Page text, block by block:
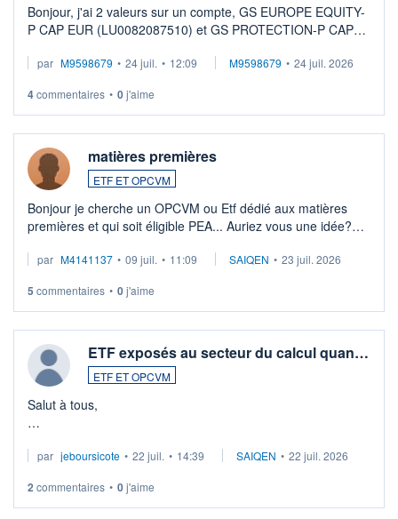
Bonjour, j'ai 2 valeurs sur un compte, GS EUROPE EQUITY-
P CAP EUR (LU0082087510) et GS PROTECTION-P CAP
veux procéder à la vente, on me signale ...
par M9598679 • 24 juil. • 12:09 M9598679 • 24 juil. 2026
4commentaires • 0j'aime
matières premières
ETF ET OPCVM
Bonjour je cherche un OPCVM ou Etf dédié aux matières
premières et qui soit éligible PEA... Auriez vous une idée?
par M4141137 • 09 juil. • 11:09 SAIQEN • 23 juil. 2026
5 commentaires • 0j'aime
ETF exposés au secteur du calcul quan…
ETF ET OPCVM
Salut à tous,
via un ETF plutôt que des actions individuelles.
Idéalement, je voudrais qu'il soit éligible au PEA.
par jeboursicote • 22 juil. • 14:39 SAIQEN • 22 juil. 2026
2 commentaires • 0j'aime